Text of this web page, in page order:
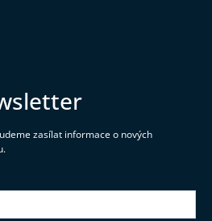
zasílat informace o nových